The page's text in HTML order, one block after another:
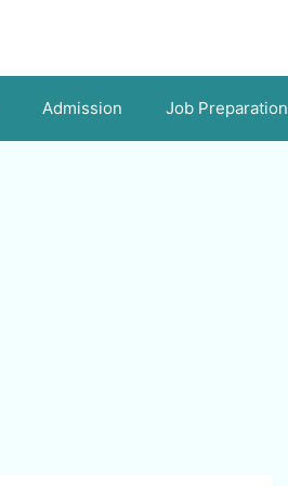
Admission Job Preparation